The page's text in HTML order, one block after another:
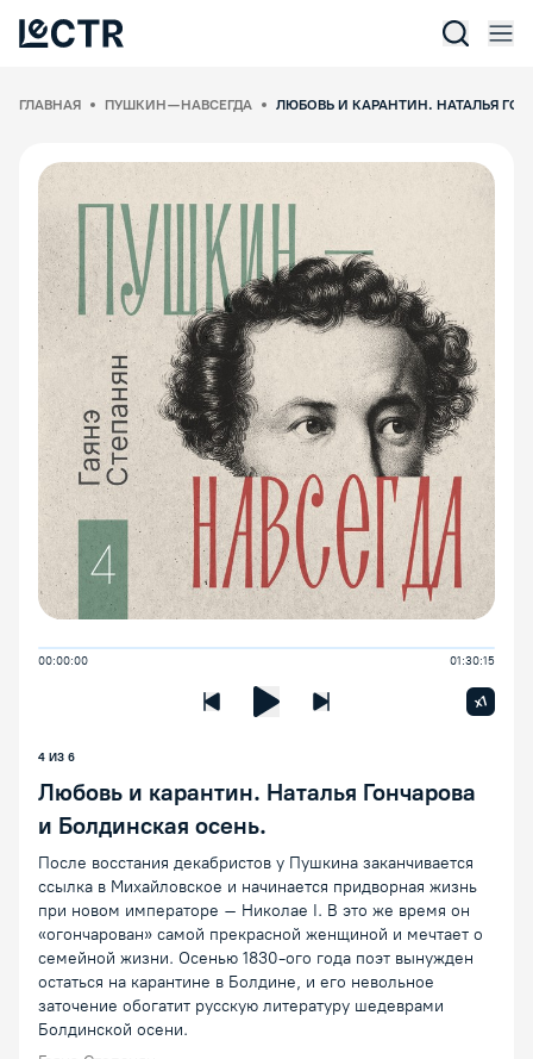
ГЛАВНАЯ ПУШКИН — НАВСЕГДА ЛЮБОВЬ И КАРАНТИН. НАТАЛЬЯ
00:00:00 01:30:15
Предыдущая лекцияСледующая лекция
x1
4 ИЗ 6
Любовь и карантин. Наталья Гончарова
и Болдинская осень.
После восстания декабристов у Пушкина заканчивается
ссылка в Михайловское и начинается придворная жизнь
при новом императоре – Николае I. В это же время он
«огончарован» самой прекрасной женщиной и мечтает о
семейной жизни. Осенью 1830-ого года поэт вынужден
остаться на карантине в Болдине, и его невольное
заточение обогатит русскую литературу шедеврами
Болдинской осени.